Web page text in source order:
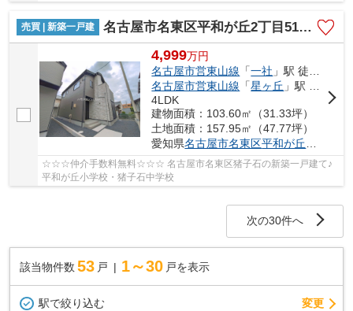
売買 | 新築一戸建 名古屋市名東区平和が丘2丁目51【仲介手数料無料】新築一戸建て 2号棟
4,999万円
名古屋市営東山線 「一社 」駅 徒歩22分
名古屋市営東山線 「星ヶ丘 」駅 徒歩27分
4LDK
建物面積：103.60㎡（31.33坪）
土地面積：157.95㎡（47.77坪）
愛知県名古屋市名東区平和が丘
☆☆☆仲介手数料無料☆☆☆ 名古屋市名東区猪子石の新築一戸建て♪
平和が丘小学校・猪子石中学校
次の30件へ
該当物件数 53 戸 1～30 戸を表示
駅で絞り込む 変更